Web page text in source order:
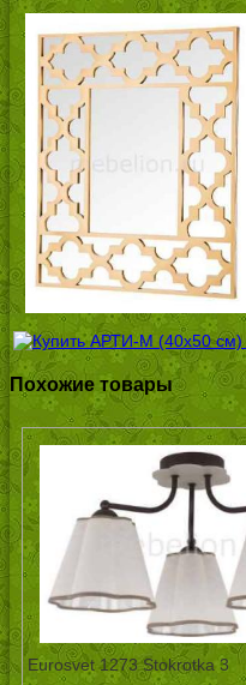
Похожие товары
Eurosvet 1273 Stokrotka 3